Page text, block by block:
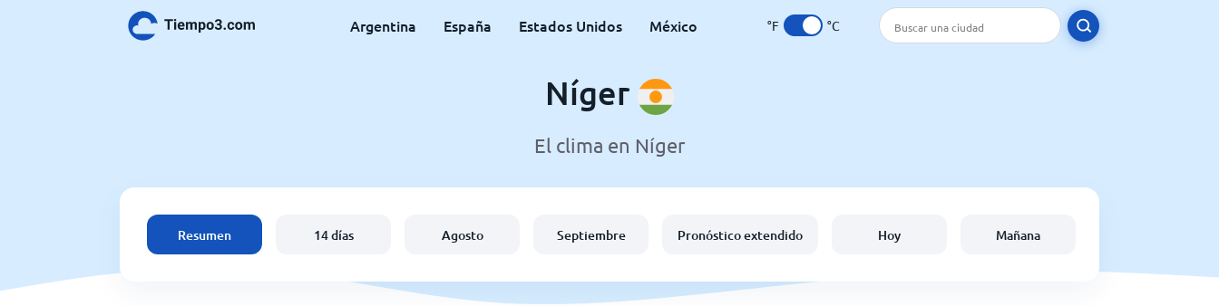
Argentina España Estados Unidos México °F °C
Níger
El clima en Níger
Resumen 14 días Agosto Septiembre Pronóstico extendido Hoy Mañana